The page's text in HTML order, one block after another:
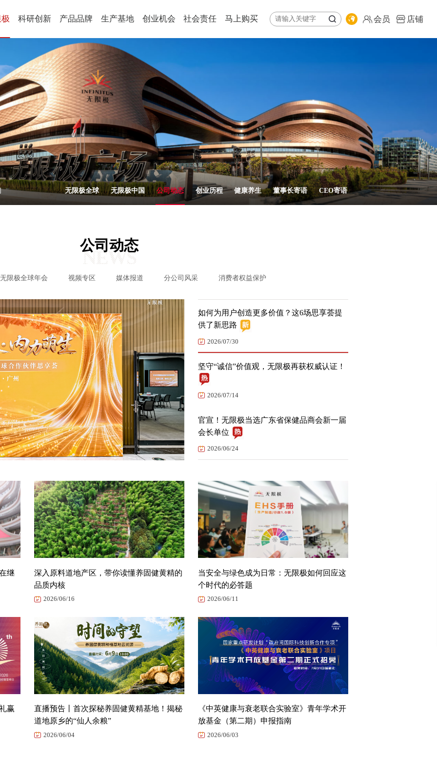
科研创新
科研概述
科研朋友圈
青年学术开放基金
产品品牌
健康食品
养固健 乐姿乐言
优全佳
轻意养
美妆
萃雅 心维雅
家居用品
植雅 享优乐
帮得佳
轻盈跃
生产基地
新会生产基地
营口生产基地
创业机会
创业生活
激励表彰
起步助力
从业规范
社会责任
思利及人公益基金会
企业社会责任报告
马上购买
店铺
会员 店铺
无限极全球 无限极中国 公司动态 创业历程 健康养生 董事长寄语 CEO寄语
公司动态
NEWS
无限极全球年会 视频专区 媒体报道 分公司风采 消费者权益保护
如何为用户创造更多价值？这6场思享荟提
供了新思路
2026/07/30
坚守“诚信”价值观，无限极再获权威认证！
2026/07/14
官宣！无限极当选广东省保健品商会新一届
会长单位
2026/06/24
继
深入原料道地产区，带你读懂养固健黄精的
品质内核
2026/06/16
当安全与绿色成为日常：无限极如何回应这
个时代的必答题
2026/06/11
赢
直播预告丨首次探秘养固健黄精基地！揭秘
道地原乡的“仙人余粮”
2026/06/04
《中英健康与衰老联合实验室》青年学术开
放基金（第二期）申报指南
2026/06/03